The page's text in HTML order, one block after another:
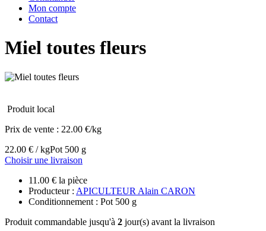
Mon compte
Contact
Miel toutes fleurs
Produit local
Prix de vente : 22.00 €/kg
22.00 € / kgPot 500 g
Choisir une livraison
11.00 € la pièce
Producteur : APICULTEUR Alain CARON
Conditionnement : Pot 500 g
Produit commandable jusqu'à 2 jour(s) avant la livraison